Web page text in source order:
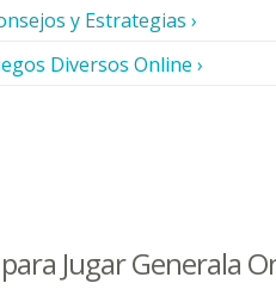
y Estrategias ›
Diversos Online ›
Jugar Generala